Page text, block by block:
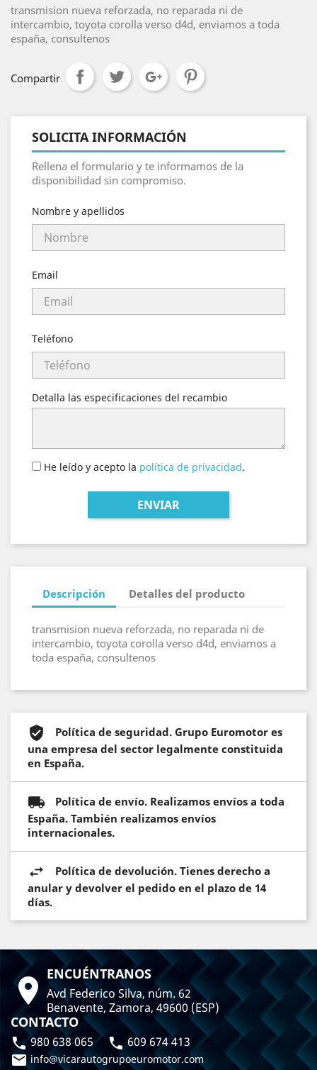
transmision nueva reforzada, no reparada ni de
intercambio, toyota corolla verso d4d, enviamos a toda
españa, consultenos
Compartir
SOLICITA INFORMACIÓN
Rellena el formulario y te informamos de la
disponibilidad sin compromiso.
Nombre y apellidos
Email
Teléfono
Detalla las especificaciones del recambio
He leído y acepto la política de privacidad.
Descripción Detalles del producto
transmision nueva reforzada, no reparada ni de
intercambio, toyota corolla verso d4d, enviamos a
toda españa, consultenos
Política de seguridad. Grupo Euromotor es
una empresa del sector legalmente constituida
en España.
Política de envío. Realizamos envíos a toda
España. También realizamos envíos
internacionales.
Política de devolución. Tienes derecho a
anular y devolver el pedido en el plazo de 14
días.
 ENCUÉNTRANOS
Avd Federico Silva, núm. 62
Benavente, Zamora, 49600 (ESP)
CONTACTO
980 638 065  609 674 413
 info@vicarautogrupoeuromotor.com